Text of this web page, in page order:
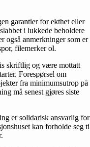
garantier for ekthet eller
i lukkede beholdere
også anmerkninger som er
filemerker ol.
skriftlig og være mottatt
Forespørsel om
fra minimumsutrop på
må senest gjøres siste
er solidarisk ansvarlig for
kan forholde seg